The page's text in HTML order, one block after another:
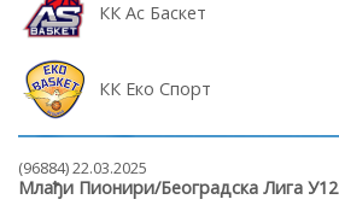
КК Ас Баскет
КК Еко Спорт
(96884) 22.03.2025
Млађи Пионири/Београдска Лига У12